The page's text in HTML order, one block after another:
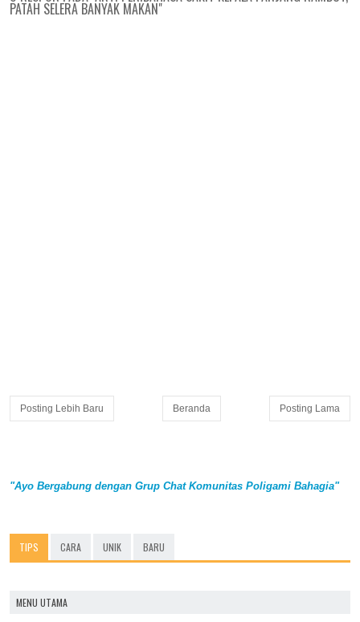
PATAH SELERA BANYAK MAKAN"
Posting Lebih Baru Posting Lama
Beranda
"Ayo Bergabung dengan Grup Chat Komunitas Poligami Bahagia"
TIPS CARA UNIK BARU
MENU UTAMA